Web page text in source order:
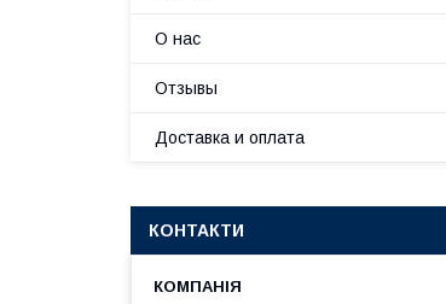
О нас
Отзывы
Доставка и оплата
КОНТАКТИ